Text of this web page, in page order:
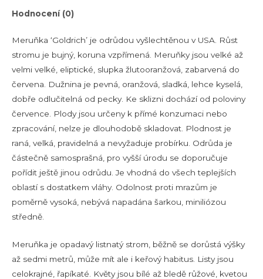
Hodnocení (0)
Meruňka ‘Goldrich’ je odrůdou vyšlechtěnou v USA. Růst
stromu je bujný, koruna vzpřímená. Meruňky jsou velké až
velmi velké, eliptické, slupka žlutooranžová, zabarvená do
červena. Dužnina je pevná, oranžová, sladká, lehce kyselá,
dobře odlučitelná od pecky. Ke sklizni dochází od poloviny
července. Plody jsou určeny k přímé konzumaci nebo
zpracování, nelze je dlouhodobě skladovat. Plodnost je
raná, velká, pravidelná a nevyžaduje probírku. Odrůda je
částečně samosprašná, pro vyšší úrodu se doporučuje
pořídit ještě jinou odrůdu. Je vhodná do všech teplejších
oblastí s dostatkem vláhy. Odolnost proti mrazům je
poměrně vysoká, nebývá napadána šarkou, miniliózou
středně.
Meruňka je opadavý listnatý strom, běžně se dorůstá výšky
až sedmi metrů, může mít ale i keřový habitus. Listy jsou
celokrajné, řapíkaté. Květy jsou bílé až bledě růžové, kvetou